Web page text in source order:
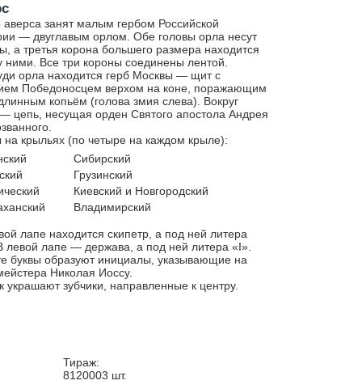
аверса занят малым гербом Российской
— двуглавым орлом. Обе головы орла несут
а третья корона большего размера находится
ними. Все три короны соединены лентой.
орла находится герб Москвы — щит с
Победоносцем верхом на коне, поражающим
копьём (голова змия слева). Вокруг
цепь, несущая орден Святого апостола Андрея
на крыльях (по четыре на каждом крыле):
Сибирский
Грузинский
Киевский и Новгородский
Владимирский
лапе находится скипетр, а под ней литера
левой лапе — держава, а под ней литера «I».
буквы образуют инициалы, указывающие на
Николая Иоссу.
украшают зубчики, направленные к центру.
Тираж:
8120003 шт.